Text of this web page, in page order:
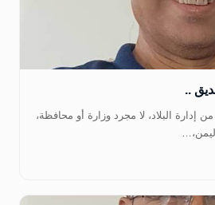
..
البلاد، لا مجرد وزارة أو محافظة،